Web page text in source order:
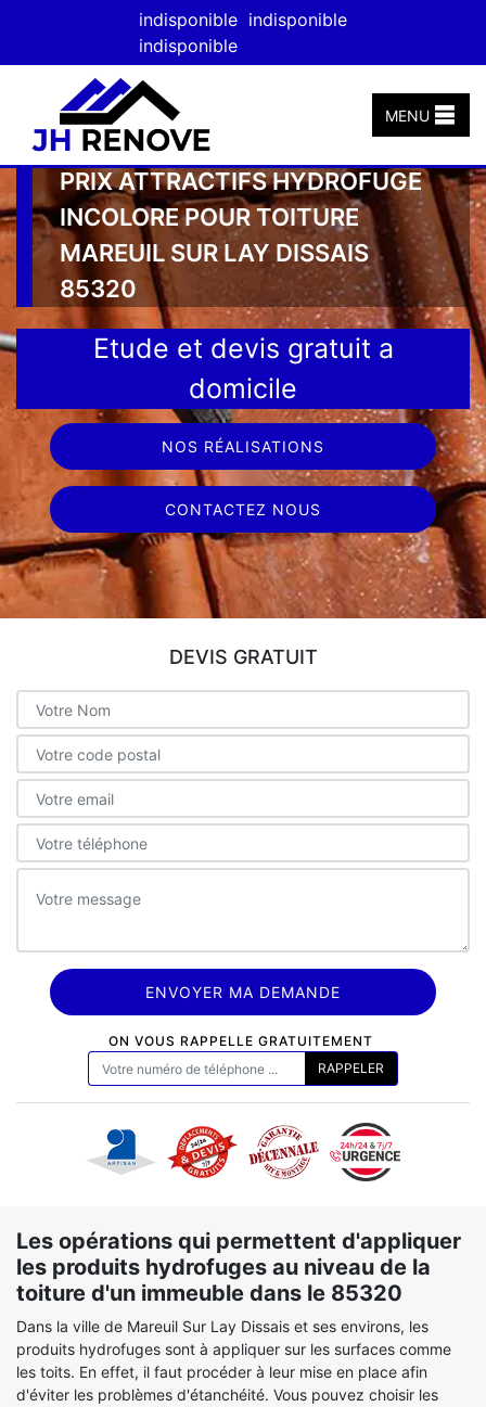
indisponible indisponible
indisponible
MENU
PRIX ATTRACTIFS HYDROFUGE
INCOLORE POUR TOITURE
MAREUIL SUR LAY DISSAIS
85320
Etude et devis gratuit a
domicile
NOS RÉALISATIONS
CONTACTEZ NOUS
DEVIS GRATUIT
ON VOUS RAPPELLE GRATUITEMENT
Les opérations qui permettent d'appliquer
les produits hydrofuges au niveau de la
toiture d'un immeuble dans le 85320
Dans la ville de Mareuil Sur Lay Dissais et ses environs, les
produits hydrofuges sont à appliquer sur les surfaces comme
les toits. En effet, il faut procéder à leur mise en place afin
d'éviter les problèmes d'étanchéité. Vous pouvez choisir les